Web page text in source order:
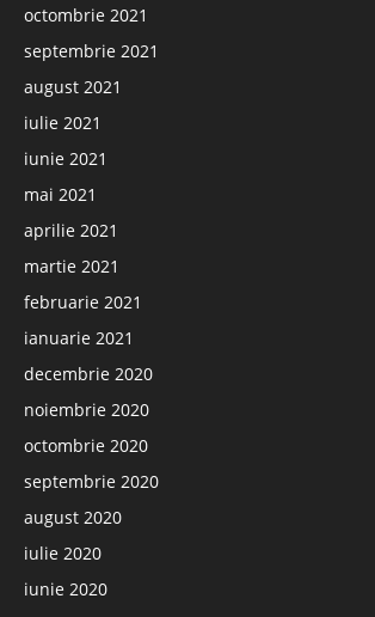
octombrie 2021
septembrie 2021
august 2021
iulie 2021
iunie 2021
mai 2021
aprilie 2021
martie 2021
februarie 2021
ianuarie 2021
decembrie 2020
noiembrie 2020
octombrie 2020
septembrie 2020
august 2020
iulie 2020
iunie 2020